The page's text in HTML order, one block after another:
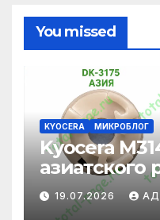
You missed
KYOCERA МИКРОБЛОГ
Kyocera
азиатского
адаптация
19.07.2026